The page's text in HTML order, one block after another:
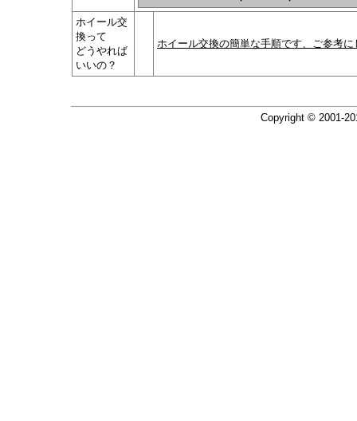
ホイール交
換って
どうやれば
いいの？
ホイール交換の簡単な手順です、ご参考に
Copyright © 2001-